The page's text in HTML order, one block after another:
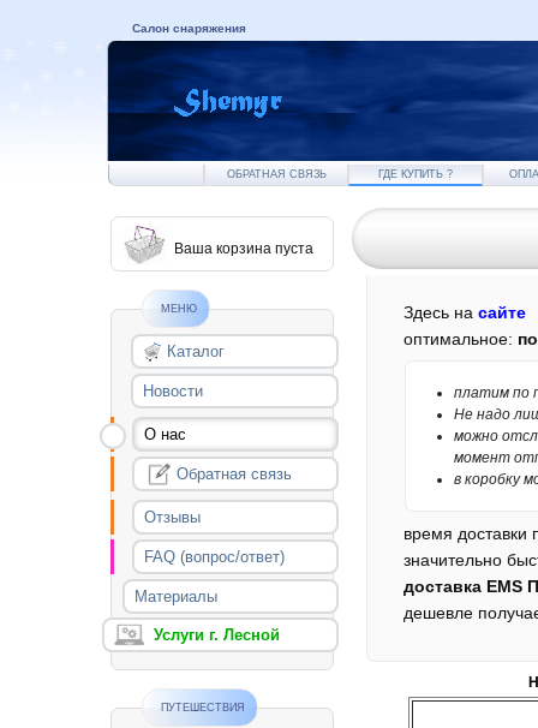
Салон снаряжения
ОБРАТНАЯ СВЯЗЬ ГДЕ КУПИТЬ ?
Ваша корзина пуста
МЕНЮ
Каталог
Новости
О нас
Обратная связь
Отзывы
FAQ (вопрос/ответ)
Материалы
Услуги г. Лесной
ПУТЕШЕСТВИЯ
Здесь на сайте
оптимальное:
платим по
Не надо
можно
момент
в коробку
время
доставка ЕМS
дешевле